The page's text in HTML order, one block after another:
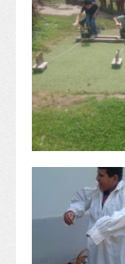
Középfokú
Alapítvány
Pedagógiai
Gyermek- és
Étlap
Projektjeink
Digitális
EFOP-3.1.6
Közlekedés
TÁMOP
TÁMOP-
Egészségnap